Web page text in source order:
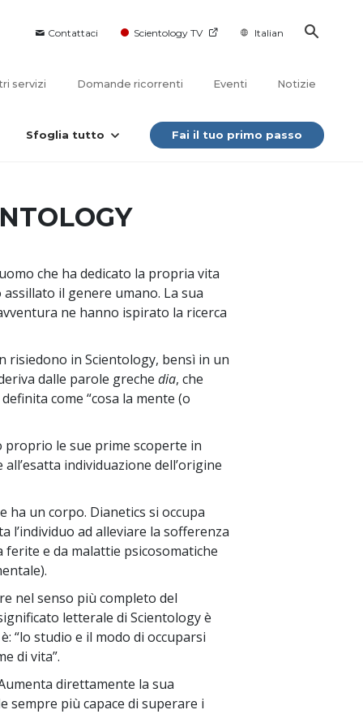
Contattaci Scientology TV Italian
servizi Domande ricorrenti Eventi Notizie
Sfoglia tutto Fai il tuo primo passo
che ha dedicato la propria vita
il genere umano. La sua
ne hanno ispirato la ricerca
risiedono in Scientology, bensì in un
dalle parole grechedia, che
come “cosa la mente (o
proprio le sue prime scoperte in
individuazione dell’origine
un corpo. Dianetics si occupa
l’individuo ad alleviare la sofferenza
e da malattie psicosomatiche
nel senso più completo del
letterale di Scientology è
“lo studio e il modo di occuparsi
di vita”.
direttamente la sua
sempre più capace di superare i